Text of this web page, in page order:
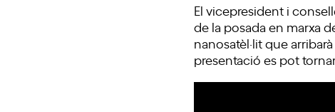
El vicepresident i
de la posada en marxa
nanosatèl·lit que
presentació es pot